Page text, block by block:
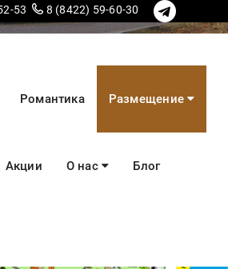
53 8 (8422) 59-60-30
Романтика Размещение
Акции О нас Блог
парка